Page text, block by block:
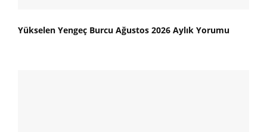
Yükselen Yengeç Burcu Ağustos 2026 Aylık Yorumu